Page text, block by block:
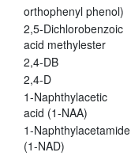
orthophenyl phenol)
2,5-Dichlorobenzoic
acid methylester
2,4-DB
2,4-D
1-Naphthylacetic
acid (1-NAA)
1-Naphthylacetamide
(1-NAD)